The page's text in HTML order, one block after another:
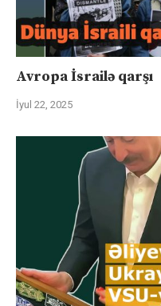
Avropa İsrailə qarşı
İyul 22, 2025